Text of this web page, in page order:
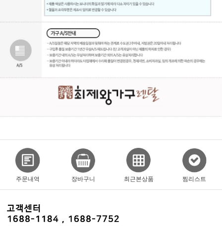
주문내역 장바구니 최근본상품 찜리스트